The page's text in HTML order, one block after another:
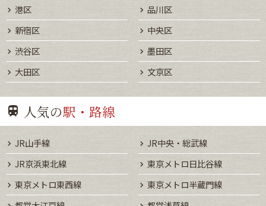
港区
品川区
新宿区
中央区
渋谷区
墨田区
大田区
文京区
人気の駅・路線
JR山手線
JR中央・総武線
JR京浜東北線
東京メトロ日比谷線
東京メトロ東西線
東京メトロ半蔵門線